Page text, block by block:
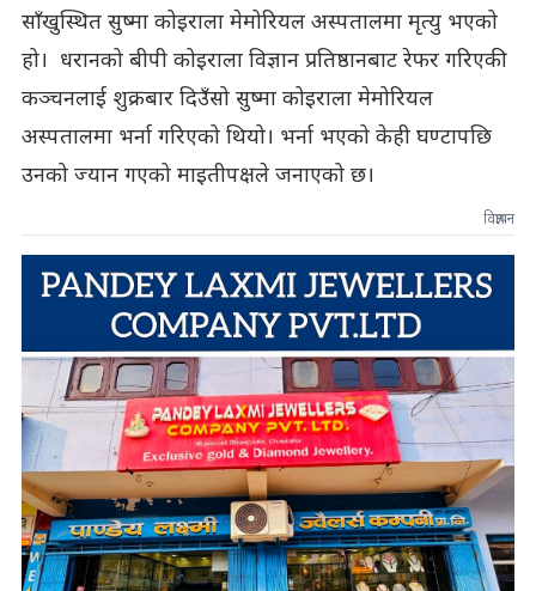
साँखुस्थित सुष्मा कोइराला मेमोरियल अस्पतालमा मृत्यु भएको
हो। धरानको बीपी कोइराला विज्ञान प्रतिष्ठानबाट रेफर गरिएकी
कञ्चनलाई शुक्रबार दिउँसो सुष्मा कोइराला मेमोरियल
अस्पतालमा भर्ना गरिएको थियो। भर्ना भएको केही घण्टापछि
उनको ज्यान गएको माइतीपक्षले जनाएको छ।
विज्ञापन